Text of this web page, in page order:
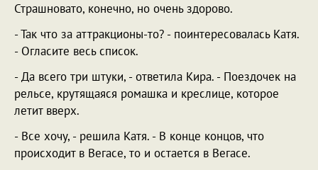
Страшновато, конечно, но очень здорово.
- Так что за аттракционы-то? - поинтересовалась Катя.
- Огласите весь список.
- Да всего три штуки, - ответила Кира. - Поездочек на
рельсе, крутящаяся ромашка и креслице, которое
летит вверх.
- Все хочу, - решила Катя. - В конце концов, что
происходит в Вегасе, то и остается в Вегасе.